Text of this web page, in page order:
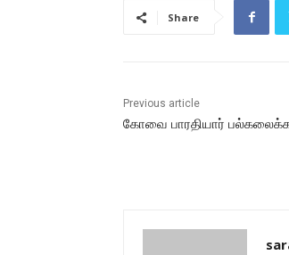
Share
Previous article
கோவை பாரதியார்